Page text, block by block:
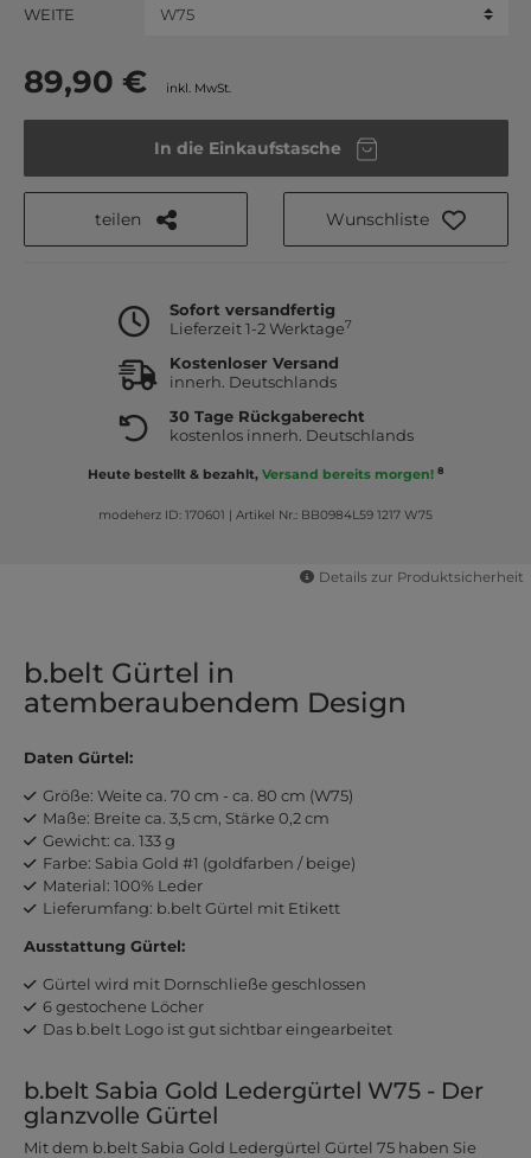
WEITE
89,90 € inkl. MwSt.
In die Einkaufstasche
teilen Wunschliste
Sofort versandfertig
Lieferzeit 1-2 Werktage7
Kostenloser Versand
innerh. Deutschlands
30 Tage Rückgaberecht
kostenlos innerh. Deutschlands
Heute bestellt & bezahlt, Versand bereits morgen! 8
modeherz ID: 170601 Artikel Nr.: BB0984L59 1217 W75
Details zur Produktsicherheit
b.belt Gürtel in
atemberaubendem Design
Daten Gürtel:
Größe: Weite ca. 70 cm - ca. 80 cm (W75)
Maße: Breite ca. 3,5 cm, Stärke 0,2 cm
Gewicht: ca. 133 g
Farbe: Sabia Gold #1 (goldfarben / beige)
Material: 100% Leder
Lieferumfang: b.belt Gürtel mit Etikett
Ausstattung Gürtel:
Gürtel wird mit Dornschließe geschlossen
6 gestochene Löcher
Das b.belt Logo ist gut sichtbar eingearbeitet
b.belt Sabia Gold Ledergürtel W75 - Der
glanzvolle Gürtel
Mit dem b.belt Sabia Gold Ledergürtel Gürtel 75 haben Sie